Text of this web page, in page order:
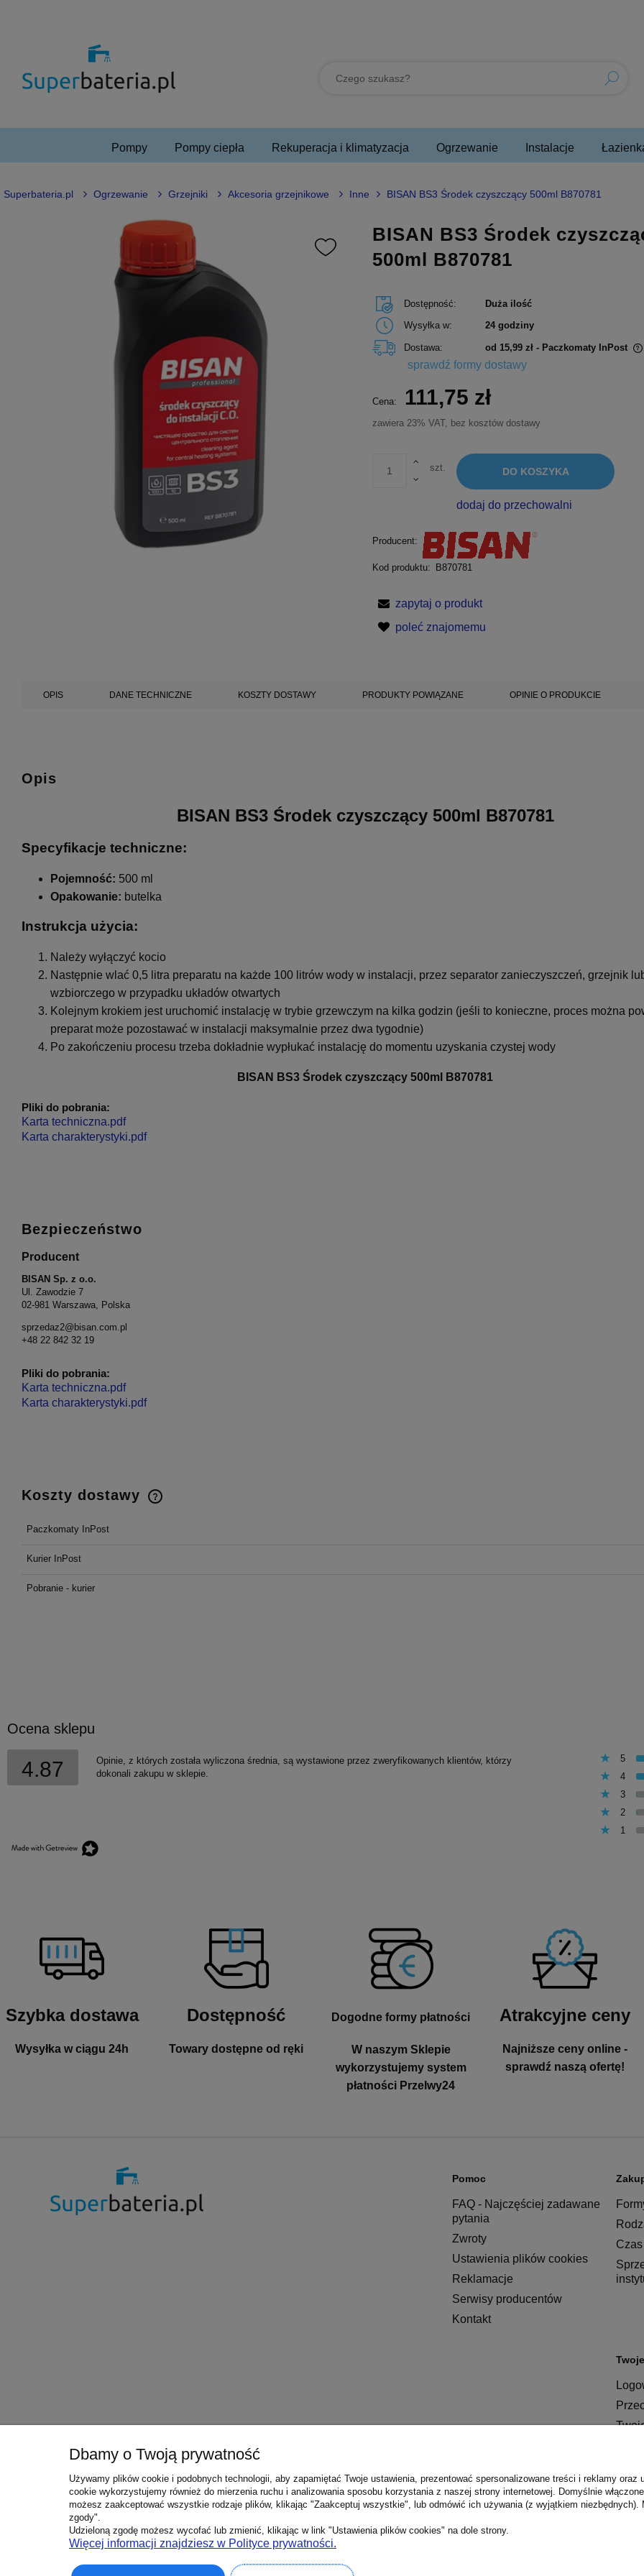
Pompy Pompy ciepła Rekuperacja i klimatyzacja Ogrzewanie Instalacje
Superbateria.pl Ogrzewanie Grzejniki Akcesoria grzejnikowe Inne BISAN BS3 Środek czyszczący 500ml B870781
BISAN BS3 Środek
500ml B870781
Dostępność:
Duża ilość
Wysyłka w:
24 godziny
Dostawa: od 15,99 zł - Paczkomaty InPost
płatności
sprawdź formy dostawy
Cena: 111,75 zł
zawiera 23% VAT, bez kosztów dostawy
szt. DO KOSZYKA
dodaj do przechowalni
Producent:
Kod produktu: B870781
zapytaj o produkt
poleć znajomemu
OPIS DANE TECHNICZNE KOSZTY DOSTAWY PRODUKTY POWIĄZANE OPINIE O PRODUKCIE
Opis
BISAN BS3 Środek czyszczący 500ml B870781
Specyfikacje techniczne:
Pojemność: 500 ml
Opakowanie: butelka
Instrukcja użycia:
Należy wyłączyć kocio
Następnie wlać 0,5 litra preparatu na każde 100 litrów wody w instalacji, przez separator zanieczyszczeń, grzejnik
wzbiorczego w przypadku układów otwartych
Kolejnym krokiem jest uruchomić instalację w trybie grzewczym na kilka godzin (jeśli to konieczne, proces można
preparat może pozostawać w instalacji maksymalnie przez dwa tygodnie)
Po zakończeniu procesu trzeba dokładnie wypłukać instalację do momentu uzyskania czystej wody
BISAN BS3 Środek czyszczący 500ml B870781
Pliki do pobrania:
Karta techniczna.pdf
Karta charakterystyki.pdf
Bezpieczeństwo
Producent
BISAN Sp. z o.o.
Ul. Zawodzie 7
02-981 Warszawa, Polska
sprzedaz2@bisan.com.pl
+48 22 842 32 19
Pliki do pobrania:
Karta techniczna.pdf
Karta charakterystyki.pdf
Koszty dostawy
Paczkomaty InPost
Kurier InPost
Pobranie - kurier
Ocena sklepu
4.87
Opinie, z których została wyliczona średnia, są wystawione przez zweryfikowanych klientów, którzy
dokonali zakupu w sklepie.
5
4
3
2
1
Szybka dostawa
Wysyłka w ciągu 24h
Dostępność
Towary dostępne od ręki
Dogodne formy płatności
W naszym Sklepie
wykorzystujemy system
płatności Przelwy24
Atrakcyjne ceny
Najniższe ceny online -
sprawdź naszą ofertę!
Pomoc
FAQ - Najczęściej zadawane
pytania
Zwroty
Ustawienia plików cookies
Reklamacje
Serwisy producentów
Kontakt
Dbamy o Twoją prywatność
Używamy plików cookie i podobnych technologii, aby zapamiętać Twoje ustawienia, prezentować spersonalizowane treści i reklamy
cookie wykorzystujemy również do mierzenia ruchu i analizowania sposobu korzystania z naszej strony internetowej. Domyślnie
możesz zaakceptować wszystkie rodzaje plików, klikając "Zaakceptuj wszystkie", lub odmówić ich używania (z wyjątkiem
zgody".
Udzieloną zgodę możesz wycofać lub zmienić, klikając w link "Ustawienia plików cookies" na dole strony.
Więcej informacji znajdziesz w Polityce prywatności.